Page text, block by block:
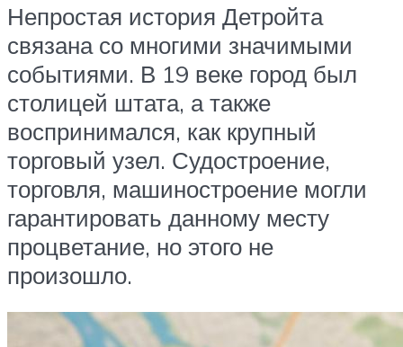
Непростая история Детройта
связана со многими значимыми
событиями. В 19 веке город был
столицей штата, а также
воспринимался, как крупный
торговый узел. Судостроение,
торговля, машиностроение могли
гарантировать данному месту
процветание, но этого не
произошло.